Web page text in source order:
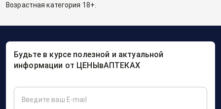
Возрастная категория 18+.
Будьте в курсе полезной и актуальной
информации от ЦЕНЫвАПТЕКАХ